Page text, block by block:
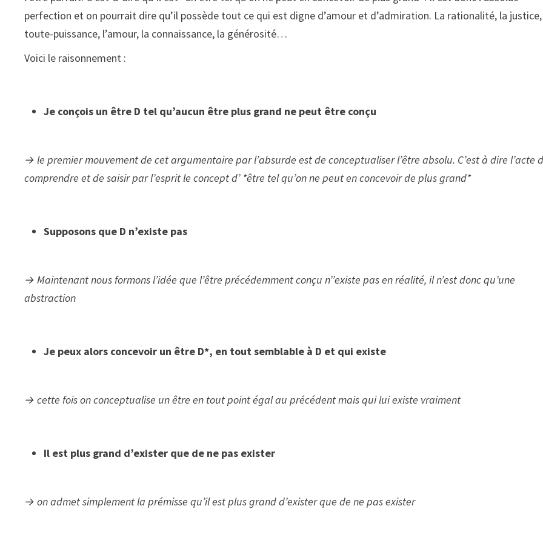
perfection et on pourrait dire qu’il possède tout ce qui est digne d’amour et d’admiration. La rationalité, la
toute-puissance, l’amour, la connaissance, la générosité…
Voici le raisonnement :
Je conçois un être D tel qu’aucun être plus grand ne peut être conçu
→ le premier mouvement de cet argumentaire par l’absurde est de conceptualiser l’être absolu. C’est à dire l’acte
comprendre et de saisir par l’esprit le concept d’ *être tel qu’on ne peut en concevoir de plus grand*
Supposons que D n’existe pas
→ Maintenant nous formons l’idée que l’être précédemment conçu n’’existe pas en réalité, il n’est donc qu’une
abstraction
Je peux alors concevoir un être D*, en tout semblable à D et qui existe
→ cette fois on conceptualise un être en tout point égal au précédent mais qui lui existe vraiment
Il est plus grand d’exister que de ne pas exister
→ on admet simplement la prémisse qu’il est plus grand d’exister que de ne pas exister